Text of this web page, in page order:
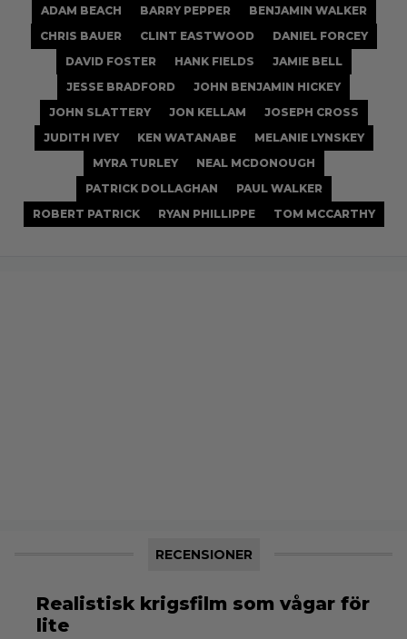
ADAM BEACH BARRY PEPPER
BENJAMIN WALKER
CHRIS BAUER
CLINT EASTWOOD
DANIEL FORCEY
DAVID FOSTER
HANK FIELDS
JAMIE BELL
JESSE BRADFORD
JOHN BENJAMIN HICKEY
JOHN SLATTERY
JON KELLAM
JOSEPH CROSS
JUDITH IVEY
KEN WATANABE
MELANIE LYNSKEY
MYRA TURLEY
NEAL MCDONOUGH
PATRICK DOLLAGHAN
PAUL WALKER
ROBERT PATRICK
RYAN PHILLIPPE TOM MCCARTHY
RECENSIONER
Realistisk krigsfilm som vågar för
lite